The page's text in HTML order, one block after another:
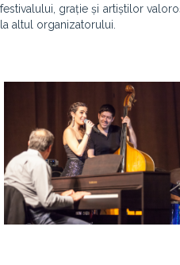
festivalului, grație și artiștilor
la altul organizatorului.